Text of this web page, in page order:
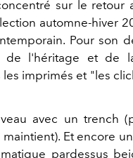
sur le retour
automne-hiver
Pour son
l'héritage et de
imprimés et "les
avec un trench
maintient). Et encore
pardessus